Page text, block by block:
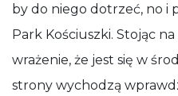
by do niego dotrzeć, no i
Park Kościuszki. Stojąc
wrażenie, że jest się w
strony wychodzą